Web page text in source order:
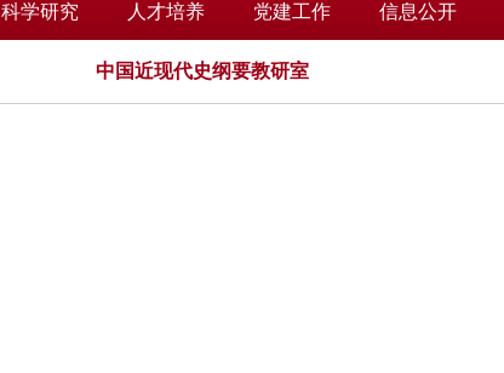
科学研究 人才培养 党建工作 信息公开
中国近现代史纲要教研室